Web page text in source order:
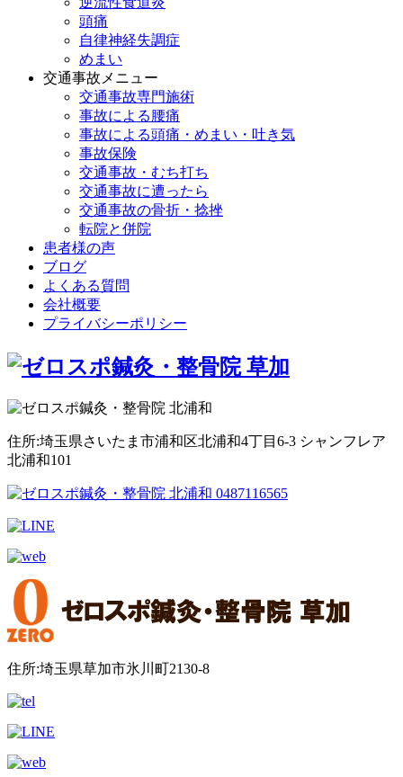
頭痛
自律神経失調症
めまい
交通事故メニュー
交通事故専門施術
事故による腰痛
事故による頭痛・めまい・吐き気
事故保険
交通事故・むち打ち
交通事故に遭ったら
交通事故の骨折・捻挫
転院と併院
患者様の声
ブログ
よくある質問
会社概要
プライバシーポリシー
住所:埼玉県さいたま市浦和区北浦和4丁目6-3 シャンフレア
北浦和101
住所:埼玉県草加市氷川町2130-8